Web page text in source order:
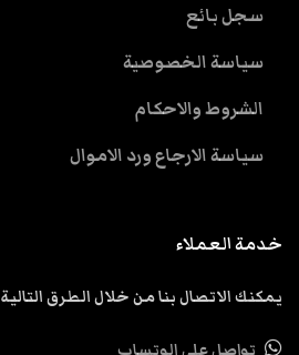
سجل بائع
سياسة الخصوصية
الشروط والاحكام
سياسة الارجاع ورد الاموال
خدمة العملاء
يمكنك الاتصال بنا من خلال الطرق التالية
تواصل علي الوتساب